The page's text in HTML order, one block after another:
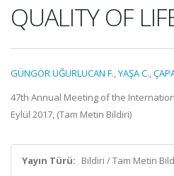
QUALITY OF
GÜNGÖR UĞURLUCAN F.,YAŞA C.,
47th Annual Meeting of the
Eylül 2017, (Tam Metin Bildiri)
Yayın Türü: Bildiri / Tam Metin